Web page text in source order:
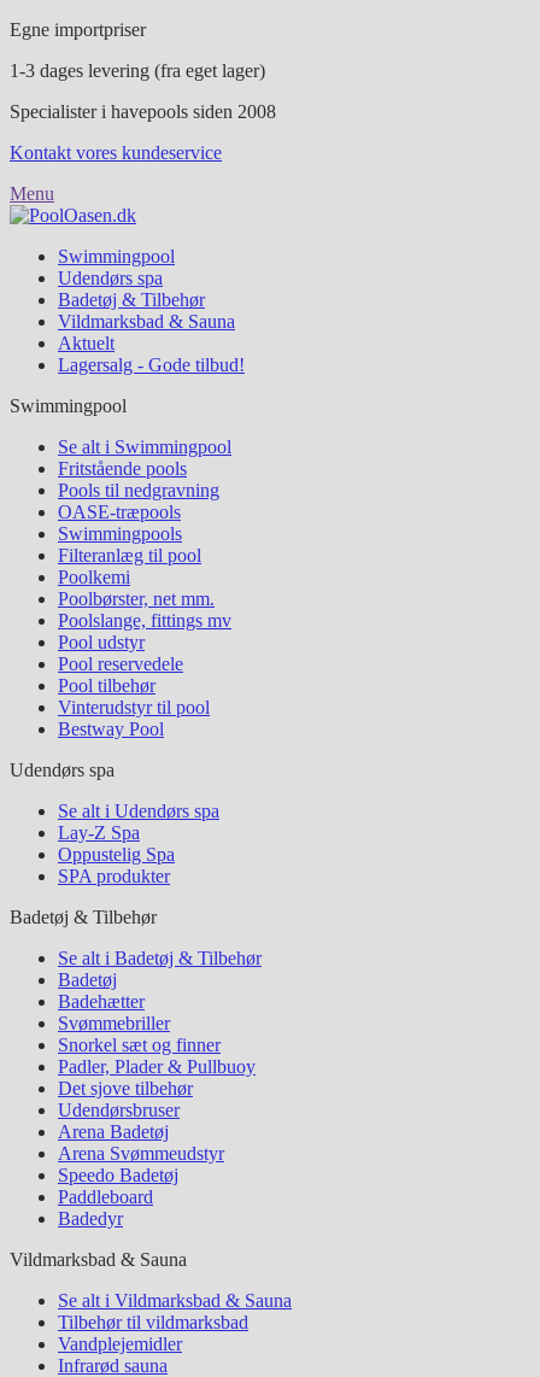
Egne importpriser
1-3 dages levering (fra eget lager)
Specialister i havepools siden 2008
Kontakt vores kundeservice
Menu
Swimmingpool
Udendørs spa
Badetøj & Tilbehør
Vildmarksbad & Sauna
Aktuelt
Lagersalg - Gode tilbud!
Swimmingpool
Se alt i Swimmingpool
Fritstående pools
Pools til nedgravning
OASE-træpools
Swimmingpools
Filteranlæg til pool
Poolkemi
Poolbørster, net mm.
Poolslange, fittings mv
Pool udstyr
Pool reservedele
Pool tilbehør
Vinterudstyr til pool
Bestway Pool
Udendørs spa
Se alt i Udendørs spa
Lay-Z Spa
Oppustelig Spa
SPA produkter
Badetøj & Tilbehør
Se alt i Badetøj & Tilbehør
Badetøj
Badehætter
Svømmebriller
Snorkel sæt og finner
Padler, Plader & Pullbuoy
Det sjove tilbehør
Udendørsbruser
Arena Badetøj
Arena Svømmeudstyr
Speedo Badetøj
Paddleboard
Badedyr
Vildmarksbad & Sauna
Se alt i Vildmarksbad & Sauna
Tilbehør til vildmarksbad
Vandplejemidler
Infrarød sauna